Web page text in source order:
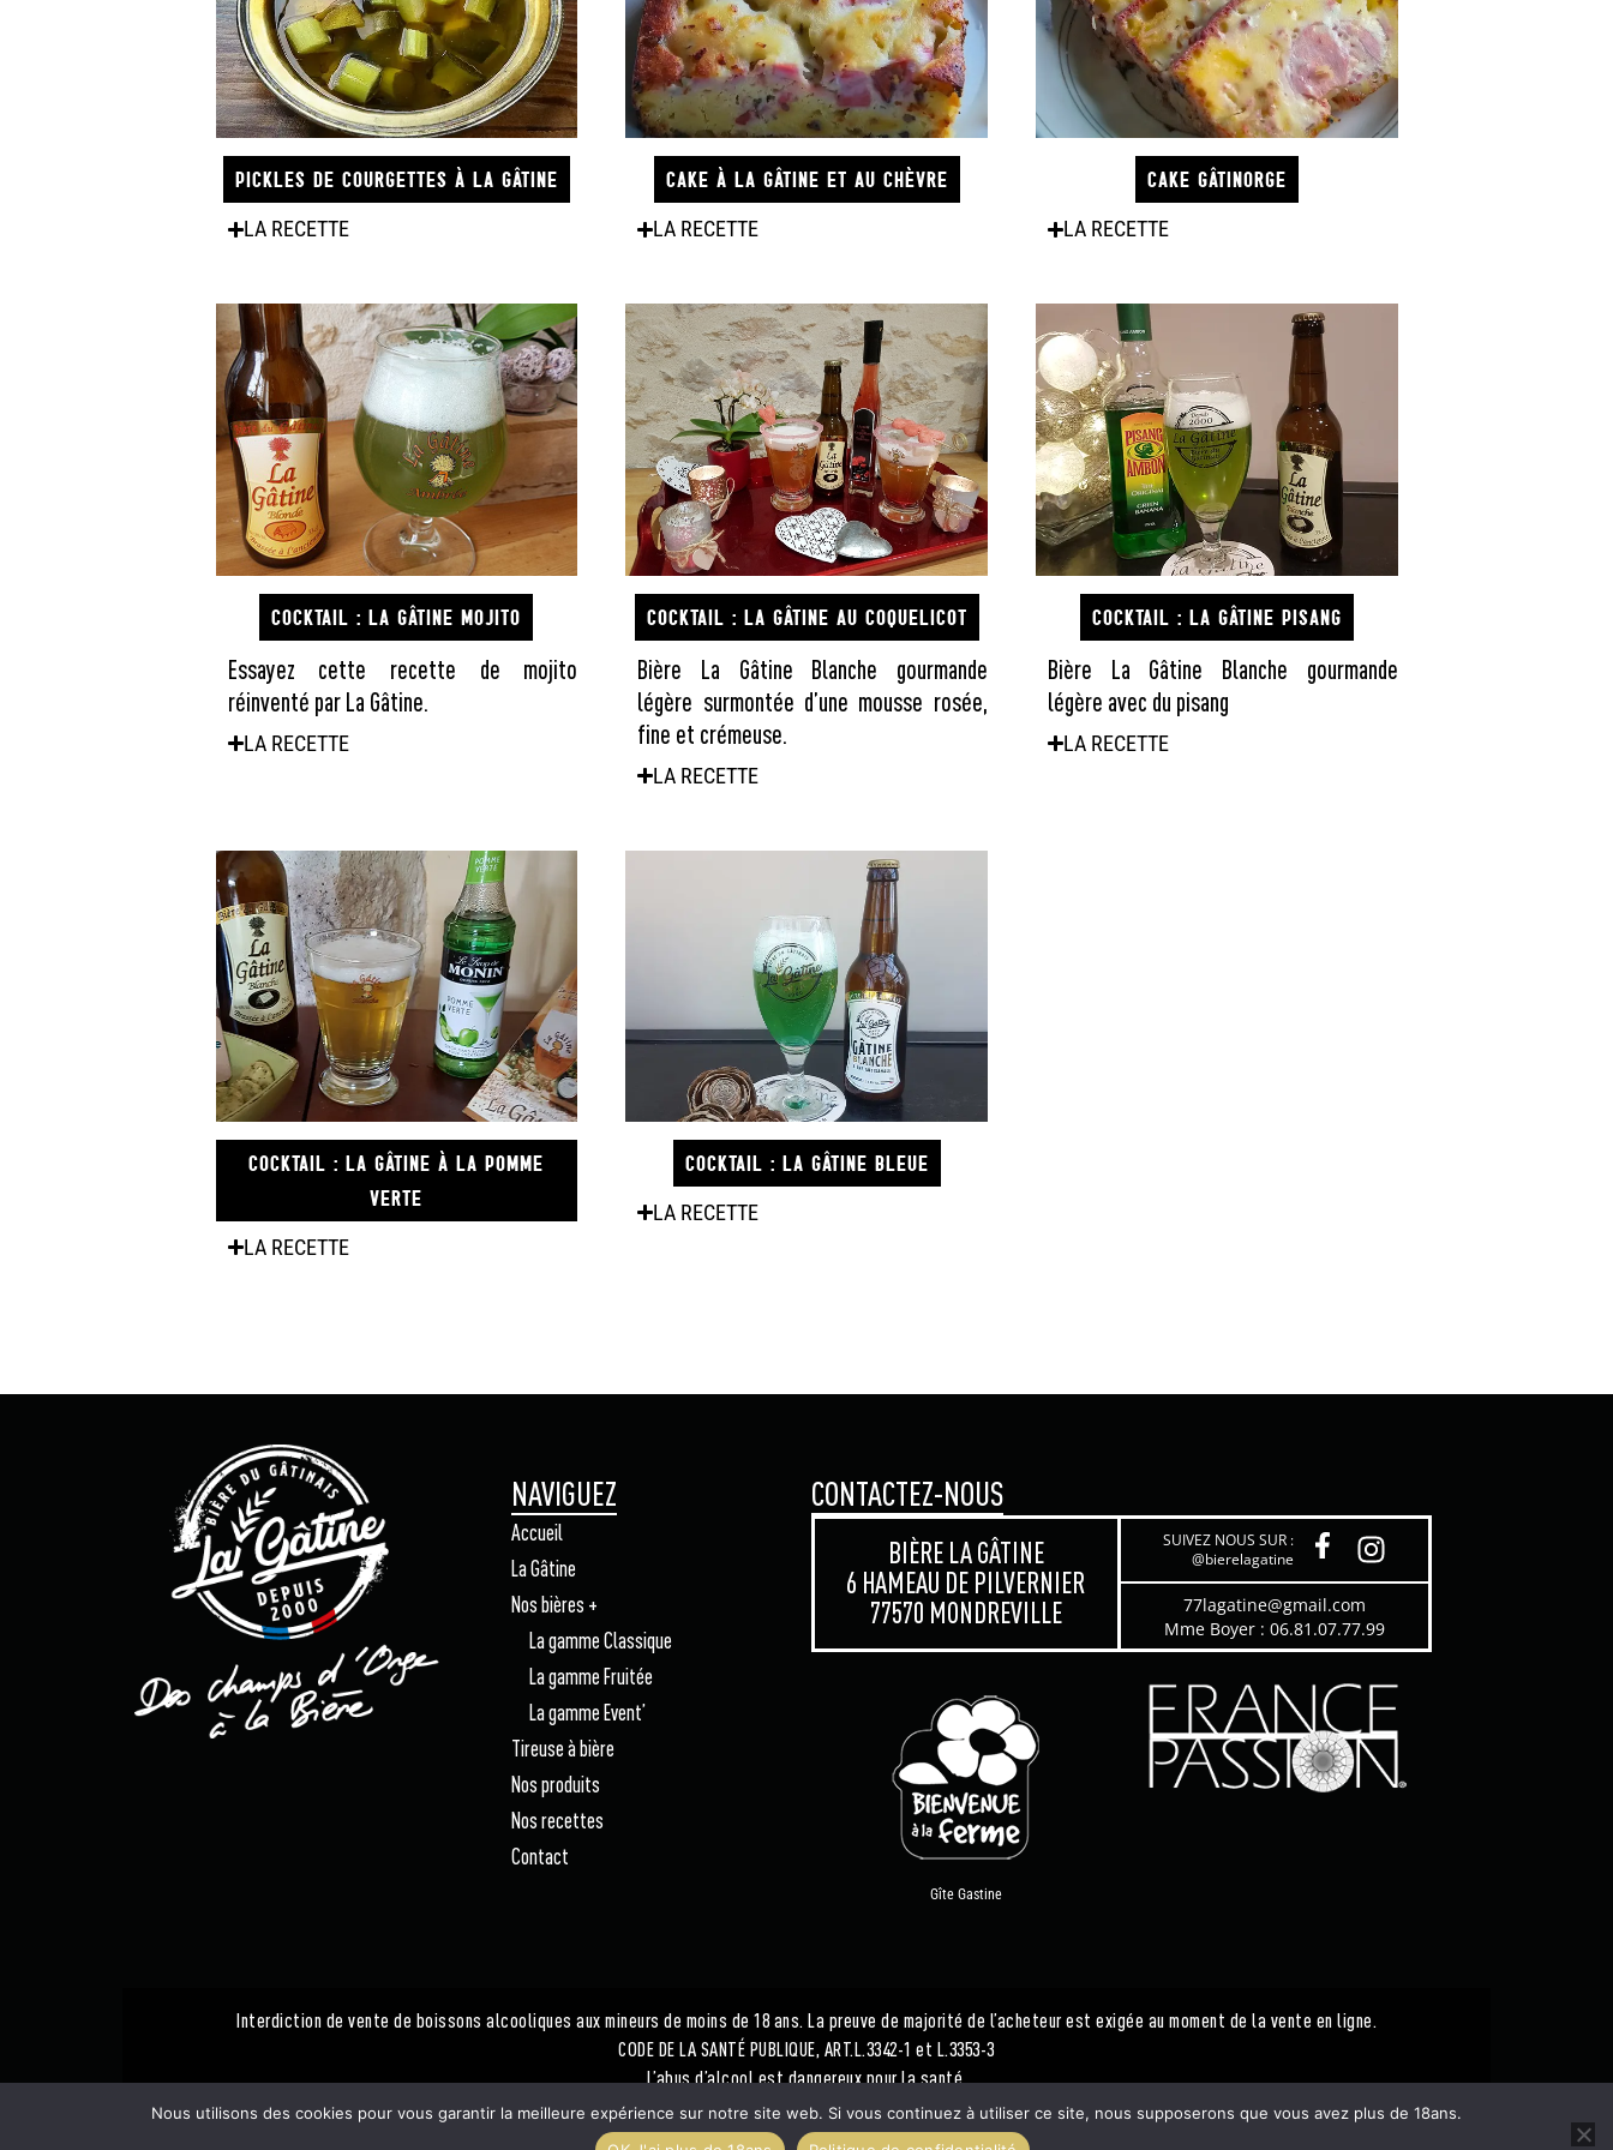
PICKLES DE COURGETTES À LA GÂTINE
LA RECETTE
CAKE À LA GÂTINE ET AU CHÈVRE
LA RECETTE
CAKE GÂTINORGE
LA RECETTE
COCKTAIL : LA GÂTINE MOJITO
Essayez cette recette de mojito
réinventé par La Gâtine.
LA RECETTE
COCKTAIL : LA GÂTINE AU COQUELICOT
Bière La Gâtine Blanche gourmande
légère surmontée d’une mousse rosée,
fine et crémeuse.
LA RECETTE
COCKTAIL : LA GÂTINE PISANG
Bière La Gâtine Blanche gourmande
légère avec du pisang
LA RECETTE
COCKTAIL : LA GÂTINE À LA POMME
VERTE
LA RECETTE
COCKTAIL : LA GÂTINE BLEUE
LA RECETTE
NAVIGUEZ
Accueil
La Gâtine
Nos bières +
La gamme Classique
La gamme Fruitée
La gamme Event’
Tireuse à bière
Nos produits
Nos recettes
Contact
CONTACTEZ-NOUS
BIÈRE LA GÂTINE
6 HAMEAU DE PILVERNIER
77570 MONDREVILLE
SUIVEZ NOUS SUR :
@bierelagatine
77lagatine@gmail.com
Mme Boyer : 06.81.07.77.99
Gîte Gastine
Interdiction de vente de boissons alcooliques aux mineurs de moins de 18 ans. La preuve de majorité de l’acheteur est exigée au moment de la vente en ligne.
CODE DE LA SANTÉ PUBLIQUE, ART.L.3342-1 et L.3353-3
L’abus d’alcool est dangereux pour la santé.
À consommer avec modération.
Nous utilisons des cookies pour vous garantir la meilleure expérience sur notre site web. Si vous continuez à utiliser ce site, nous supposerons que vous avez plus de 18ans.